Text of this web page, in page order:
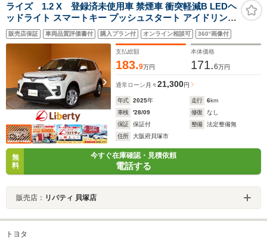
ライズ 1.2 X 登録済未使用車 禁煙車 衝突軽減B LEDヘ
ッドライト スマートキー プッシュスタート アイドリング
ストップ 電動格納ミラー
販売店保証 車両品質評価書付 購入プラン付 オンライン相談可 360°画像付
支払総額
183.9万円
本体価格
171.6万円
通常ローン 月々21,300円
年式 2025年 走行 6km
車検
'28/09 修復
なし
保証
保証付 整備
法定整備無
住所
大阪府貝塚市
無
料
今すぐ在庫確認・見積依頼
電話する
販売店： リバティ 貝塚店
トヨタ